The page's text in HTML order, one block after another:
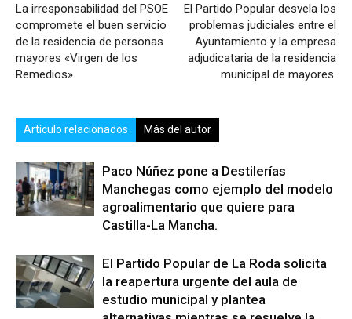
La irresponsabilidad del PSOE
compromete el buen servicio
de la residencia de personas
mayores «Virgen de los
Remedios».
El Partido Popular desvela los
problemas judiciales entre el
Ayuntamiento y la empresa
adjudicataria de la residencia
municipal de mayores.
Artículo relacionados Más del autor
Paco Núñez pone a Destilerías
Manchegas como ejemplo del modelo
agroalimentario que quiere para
Castilla-La Mancha.
El Partido Popular de La Roda solicita
la reapertura urgente del aula de
estudio municipal y plantea